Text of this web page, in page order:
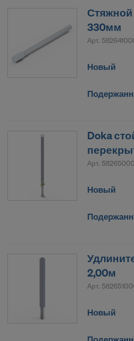
Стяжной
330мм
Арт.
Новый
Doka
Арт.
Новый
2,00м
Арт.
Новый